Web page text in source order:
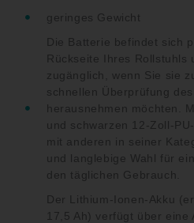
geringes Gewicht
Die Batterie befindet sich
Rückseite Ihres Rollstuhls
zugänglich, wenn Sie sie
schnellen Überprüfung
herausnehmen möchten.
und schwarzen 12-Zoll-
mit anderen in seiner
und langlebige Wahl für
den täglichen Gebrauch.
Der Lithium-Ionen-Akku
17,5 Ah) verfügt über